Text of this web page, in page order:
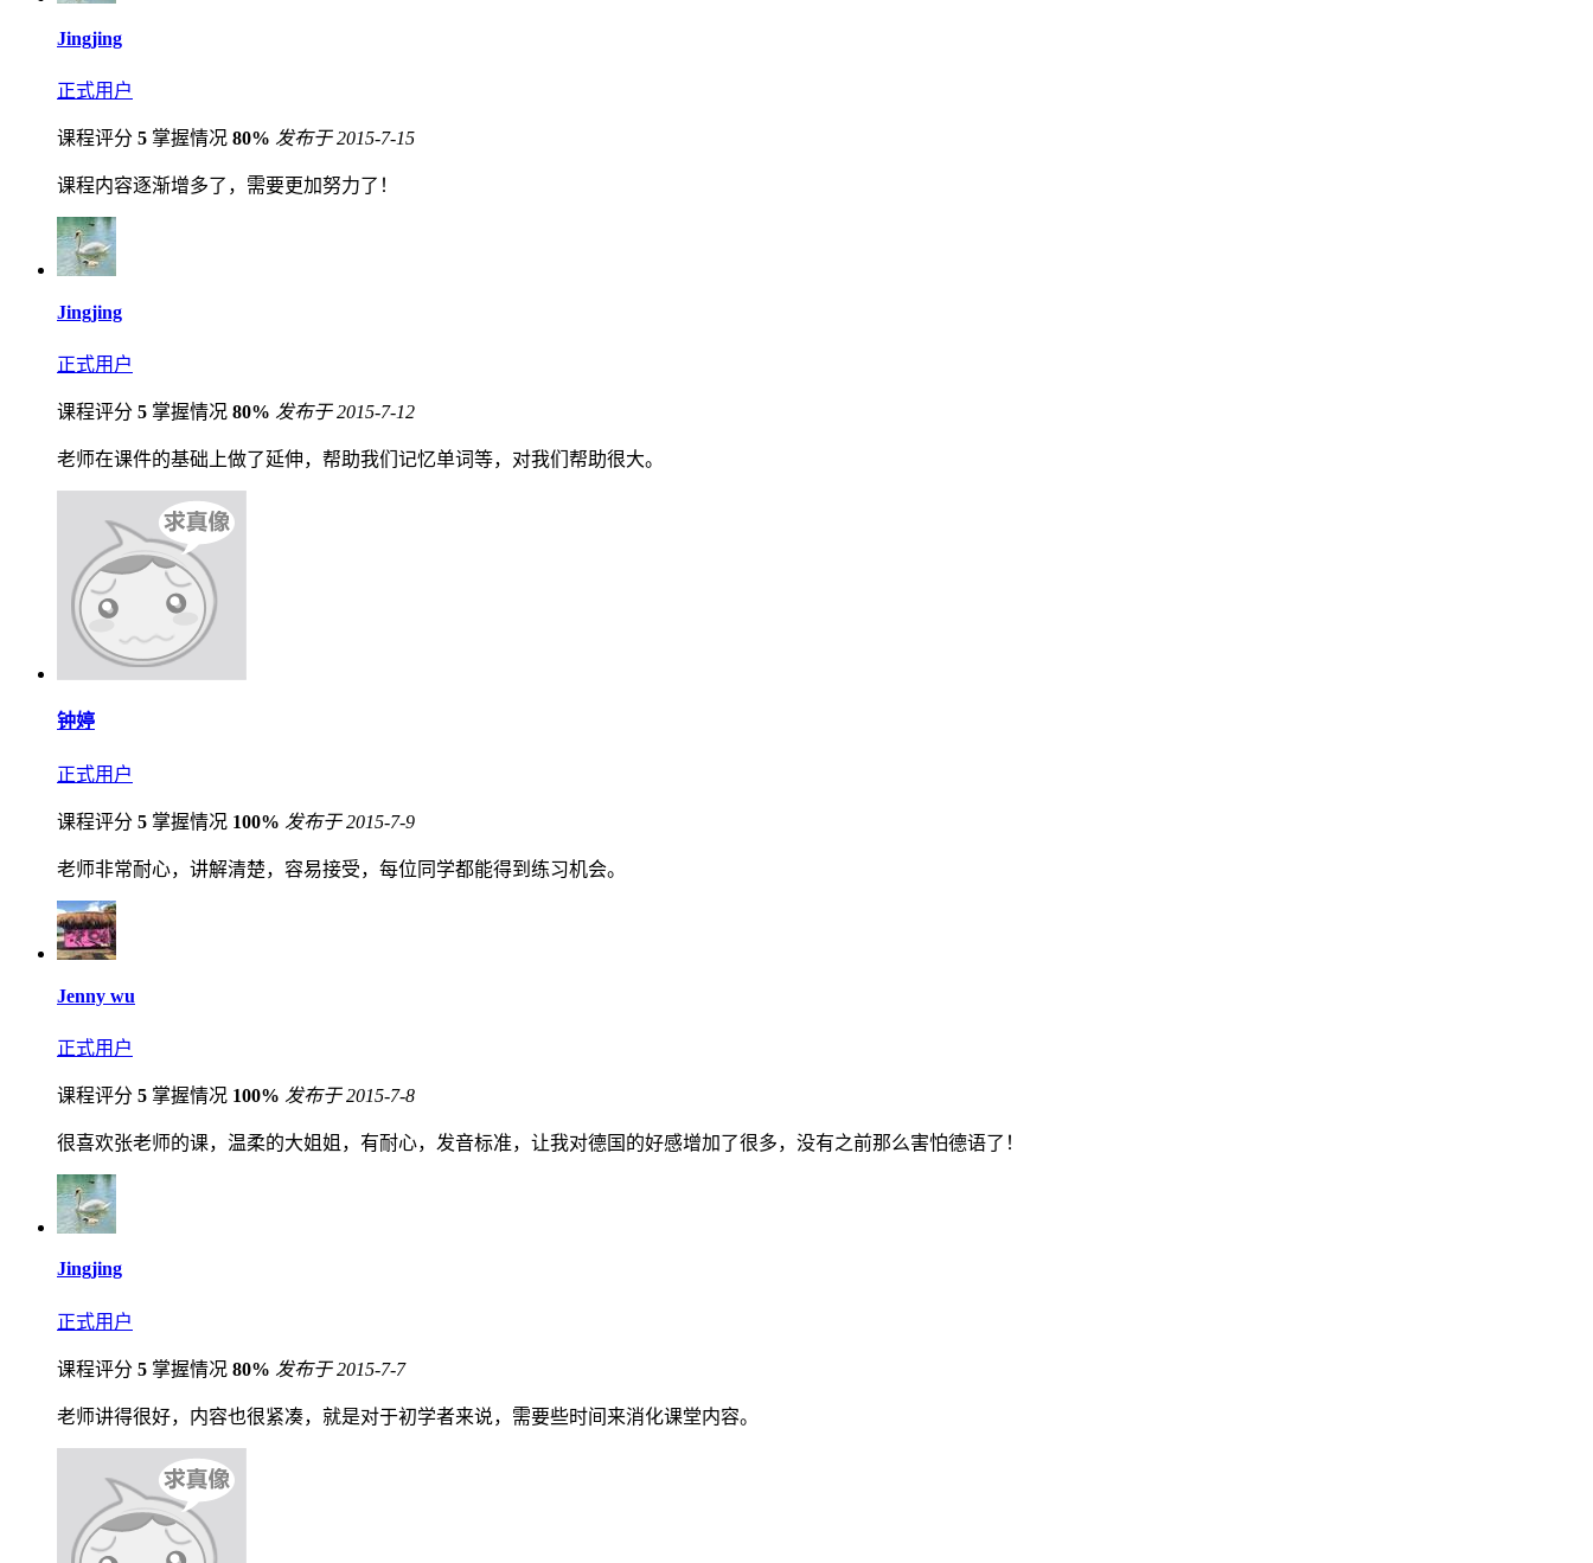
Jingjing
正式用户
课程评分 5 掌握情况 80% 发布于 2015-7-15
课程内容逐渐增多了，需要更加努力了！
Jingjing
正式用户
课程评分 5 掌握情况 80% 发布于 2015-7-12
老师在课件的基础上做了延伸，帮助我们记忆单词等，对我们帮助很大。
钟婷
正式用户
课程评分 5 掌握情况 100% 发布于 2015-7-9
老师非常耐心，讲解清楚，容易接受，每位同学都能得到练习机会。
Jenny wu
正式用户
课程评分 5 掌握情况 100% 发布于 2015-7-8
很喜欢张老师的课，温柔的大姐姐，有耐心，发音标准，让我对德国的好感增加了很多，没有之前那么害怕德语了！
Jingjing
正式用户
课程评分 5 掌握情况 80% 发布于 2015-7-7
老师讲得很好，内容也很紧凑，就是对于初学者来说，需要些时间来消化课堂内容。